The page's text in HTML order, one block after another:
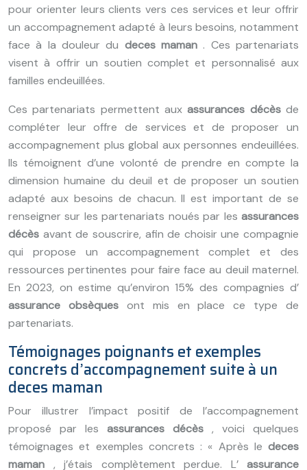
pour orienter leurs clients vers ces services et leur offrir
un accompagnement adapté à leurs besoins, notamment
face à la douleur du deces maman . Ces partenariats
visent à offrir un soutien complet et personnalisé aux
familles endeuillées.
Ces partenariats permettent auxassurances décèsde
compléter leur offre de services et de proposer un
accompagnement plus global aux personnes endeuillées.
Ils témoignent d’une volonté de prendre en compte la
dimension humaine du deuil et de proposer un soutien
adapté aux besoins de chacun. Il est important de se
renseigner sur les partenariats noués par les assurances
décès avant de souscrire, afin de choisir une compagnie
qui propose un accompagnement complet et des
ressources pertinentes pour faire face au deuil maternel.
En 2023, on estime qu’environ 15% des compagnies d’
assurance obsèques ont mis en place ce type de
partenariats.
Témoignages poignants et exemples
concrets d’accompagnement suite à un
deces maman
Pour illustrer l’impact positif de l’accompagnement
proposé par les assurances décès , voici quelques
témoignages et exemples concrets : « Après le deces
maman , j’étais complètement perdue. L’ assurance